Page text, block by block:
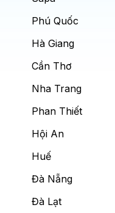
Phú Quốc
Hà Giang
Cần Thơ
Nha Trang
Phan Thiết
Hội An
Huế
Đà Nẵng
Đà Lạt